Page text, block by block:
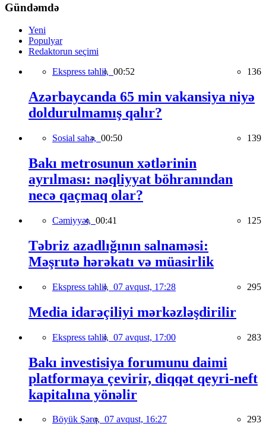
Gündəmdə
Yeni
Populyar
Redaktorun seçimi
Ekspress təhlil, 00:52 136
Azərbaycanda 65 min vakansiya niyə
doldurulmamış qalır?
Sosial sahə, 00:50 139
Bakı metrosunun xətlərinin
ayrılması: nəqliyyat böhranından
necə qaçmaq olar?
Cəmiyyət, 00:41 125
Təbriz azadlığının salnaməsi:
Məşrutə hərəkatı və müasirlik
Ekspress təhlil, 07 avqust, 17:28 295
Media idarəçiliyi mərkəzləşdirilir
Ekspress təhlil, 07 avqust, 17:00 283
Bakı investisiya forumunu daimi
platformaya çevirir, diqqət qeyri-neft
kapitalına yönəlir
Böyük Şərq, 07 avqust, 16:27 293